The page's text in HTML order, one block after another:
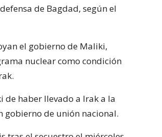
de Bagdad, según el
el gobierno de Maliki,
nuclear como condición
haber llevado a Irak a la
gobierno de unión nacional.